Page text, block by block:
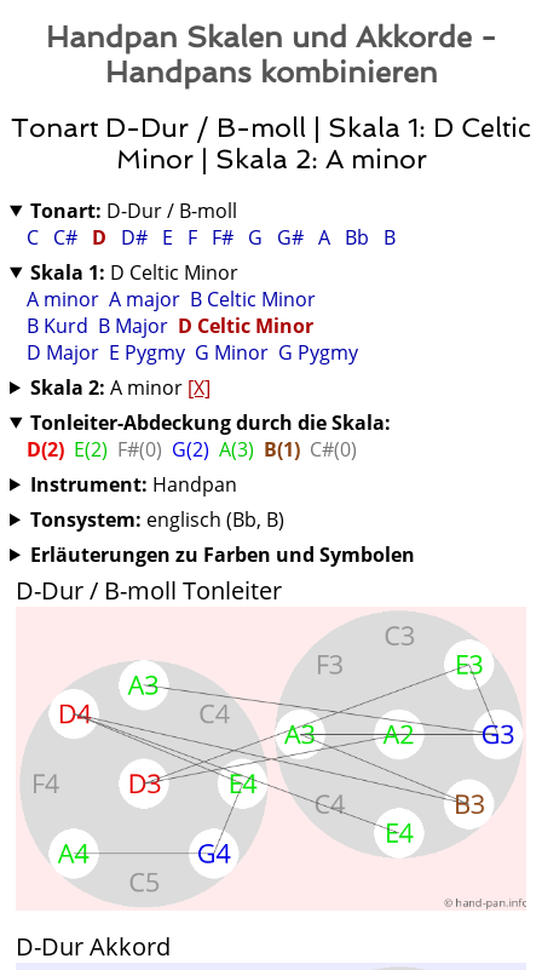
Handpan Skalen und Akkorde -
Handpans kombinieren
Tonart D-Dur / B-moll | Skala 1: D Celtic
Minor | Skala 2: A minor
Tonart: D-Dur / B-moll
C C# D D# E F F# G G# A Bb
B
Skala 1: D Celtic Minor
A minor A major B Celtic Minor
B Kurd B Major D Celtic Minor
D Major E Pygmy G Minor G Pygmy
Skala 2: A minor [X]
Tonleiter-Abdeckung durch die Skala:
D(2) E(2) F#(0) G(2) A(3) B(1) C#(0)
Instrument: Handpan
Tonsystem: englisch (Bb, B)
Erläuterungen zu Farben und Symbolen
D-Dur / B-moll Tonleiter
D-Dur Akkord